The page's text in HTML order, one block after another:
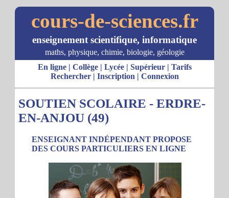
cours-de-sciences.fr
enseignement scientifique, informatique
maths, physique, chimie, biologie, géologie
En ligne| Collège| Lycée| Supérieur| Tarifs
Rechercher| Inscription | Connexion
SOUTIEN SCOLAIRE - ERDRE-
EN-ANJOU (49)
ENSEIGNANT INDÉPENDANT PROPOSE
DES COURS PARTICULIERS EN LIGNE